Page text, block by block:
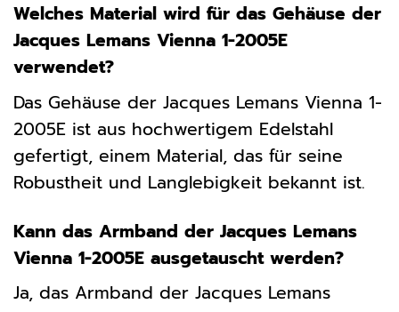
Welches Material wird für das Gehäuse der
Jacques Lemans Vienna 1-2005E
verwendet?
Das Gehäuse der Jacques Lemans Vienna 1-
2005E ist aus hochwertigem Edelstahl
gefertigt, einem Material, das für seine
Robustheit und Langlebigkeit bekannt ist.
Kann das Armband der Jacques Lemans
Vienna 1-2005E ausgetauscht werden?
Ja, das Armband der Jacques Lemans